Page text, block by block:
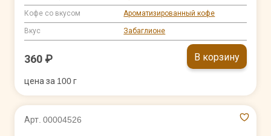
Кофе со вкусом Ароматизированный кофе
Вкус Забаглионе
360 ₽ В корзину
цена за 100 г
Арт. 00004526